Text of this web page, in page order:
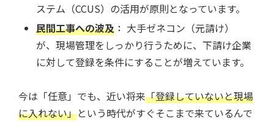
ステム（CCUS）の活用が原則となっています。
民間工事への波及 ： 大手ゼネコン（元請け）
が、現場管理をしっかり行うために、下請け企業
に対して登録を条件にすることが増えています。
今は「任意」でも、近い将来「登録していないと現場
に入れない」という時代がすぐそこまで来ているんで